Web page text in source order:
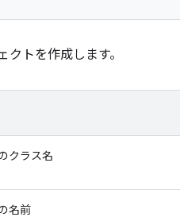
トを作成します。
クラス名
名前